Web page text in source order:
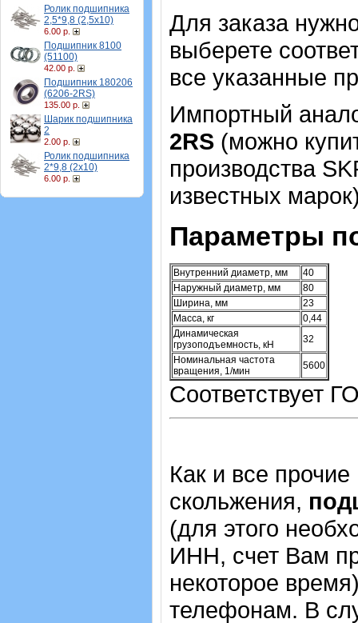
Ролик подшипника
2,5*9,8 (2,5х10)
6.00 р.
Подшипник 8100
(51100)
42.00 р.
Подшипник 180206
(6206-2RS)
135.00 р.
Шарик подшипника
2
2.00 р.
Ролик подшипника
2*9,8 (2х10)
6.00 р.
Для заказа
выберете
все указанные
Импортный
2RS (можно
производства
известных
Параметры
Внутренний диаметр, мм
40
Наружный диаметр, мм
80
Ширина, мм
23
Масса, кг
0,44
Динамическая
грузоподъемность, кН
32
Номинальная частота
вращения, 1/мин
5600
Соответствует
Как и все
скольжения,
(для этого
ИНН, счет Вам
некоторое
телефонам. В